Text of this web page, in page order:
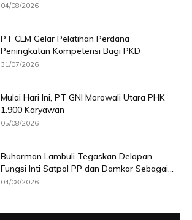
04/08/2026
PT CLM Gelar Pelatihan Perdana
Peningkatan Kompetensi Bagi PKD
31/07/2026
Mulai Hari Ini, PT GNI Morowali Utara PHK
1.900 Karyawan
05/08/2026
Buharman Lambuli Tegaskan Delapan
Fungsi Inti Satpol PP dan Damkar Sebagai...
04/08/2026